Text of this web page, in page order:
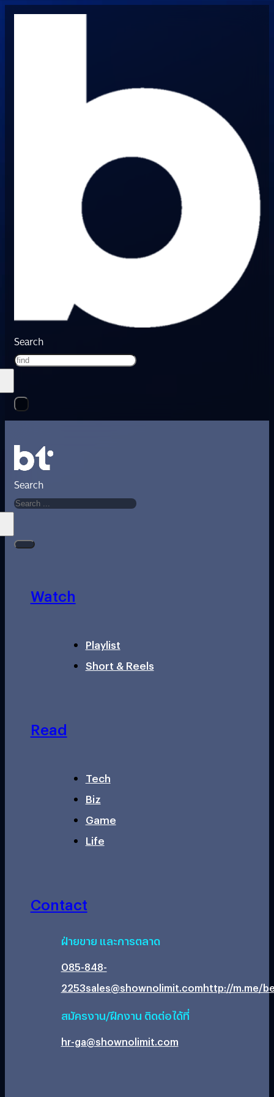
Search
Search
Watch
Playlist
Short & Reels
Read
Tech
Biz
Game
Life
Contact
ฝ่ายขาย และการตลาด
085-848-
2253sales@shownolimit.comhttp://m.me/
สมัครงาน/ฝึกงาน ติดต่อได้ที่
hr-ga@shownolimit.com